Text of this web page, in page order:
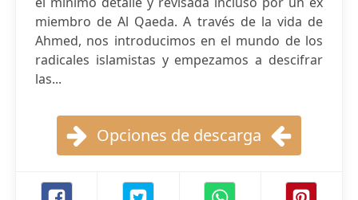
miembro de Al Qaeda. A través de la vida de
Ahmed, nos introducimos en el mundo de los
radicales islamistas y empezamos a descifrar
las...
Opciones de descarga